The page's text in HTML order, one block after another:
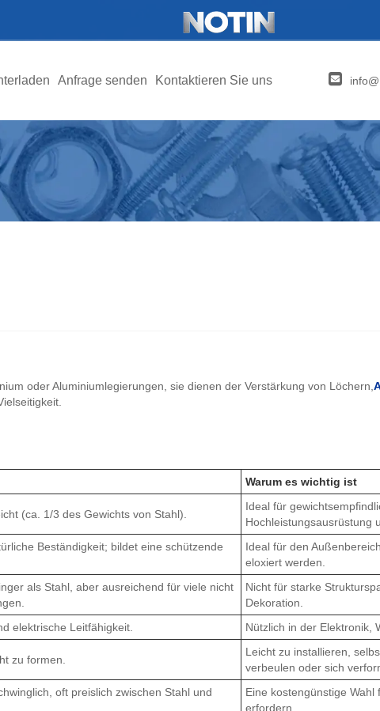
Anfrage senden Kontaktieren Sie uns
oder Aluminiumlegierungen, sie dienen der Verstärkung von Löchern,
Warum es wichtig ist
(ca. 1/3 des Gewichts von Stahl).
Ideal für
Hochleistungsausrüstung
Beständigkeit; bildet eine schützende
Ideal für den
eloxiert werden.
als Stahl, aber ausreichend für viele nicht
Nicht für starke
Dekoration.
elektrische Leitfähigkeit. Nützlich in der Elektronik,
zu formen.
Leicht zu installieren,
verbeulen oder sich
oft preislich zwischen Stahl und
Eine kostengünstige
erfordern.